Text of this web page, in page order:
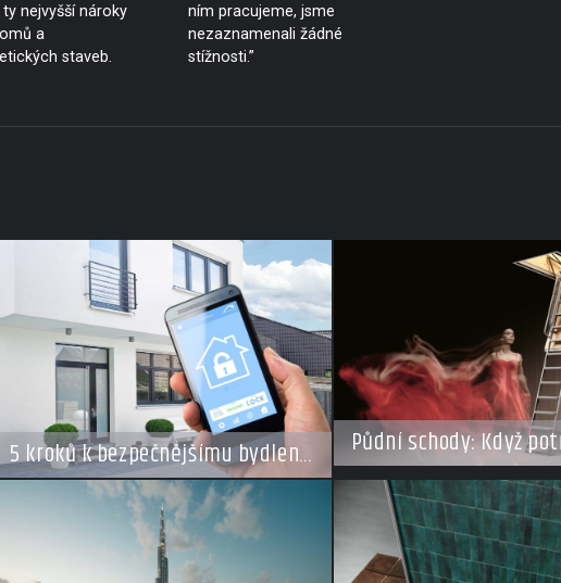
nejvyšší nároky
a
staveb.
ním pracujeme, jsme
nezaznamenali žádné
stížnosti.”
5 kroků k bezpečnějšímu bydlení
v době dovolené
Půdní schody: Když
ušetřit místo, ale
kompromisy